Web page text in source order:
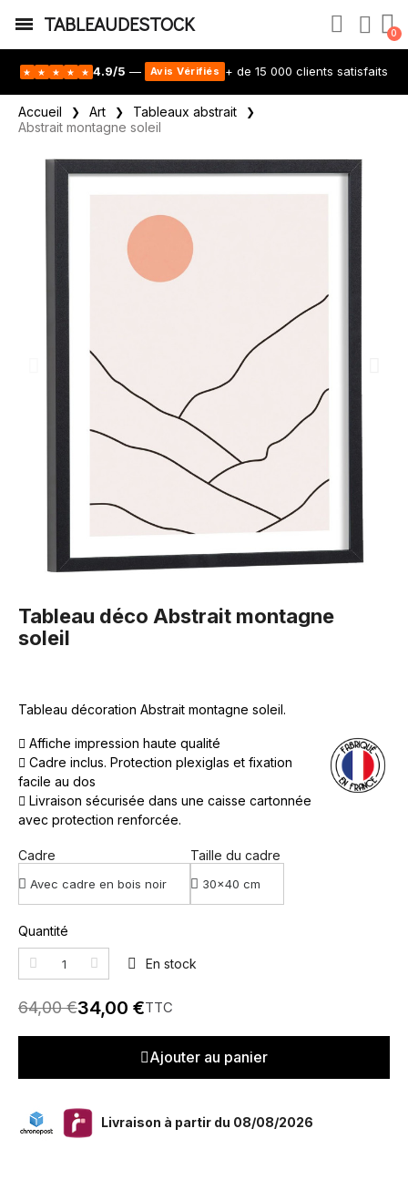
TABLEAUDESTOCK
★ ★ ★ ★ ★ 4.9/5 — Avis Vérifiés + de 15 000 clients satisfaits
Accueil Art
Tableaux abstrait
Abstrait montagne soleil
Tableau déco Abstrait montagne
soleil
Tableau décoration Abstrait montagne soleil.
Affiche impression haute qualité
Cadre inclus. Protection plexiglas et fixation
facile au dos
Livraison sécurisée dans une caisse cartonnée
avec protection renforcée.
Cadre Taille du cadre
Quantité
En stock
64,00 €34,00 €TTC
Ajouter au panier
Livraison à partir du 08/08/2026